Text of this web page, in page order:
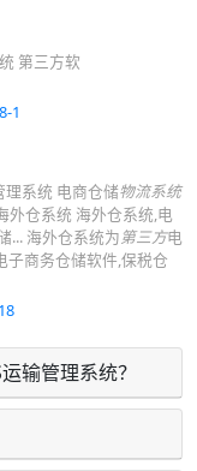
第三方软
1
系统 电商仓储物流系统
外仓系统 海外仓系统,电
... 海外仓系统为第三方电
子商务仓储软件,保税仓
输管理系统？